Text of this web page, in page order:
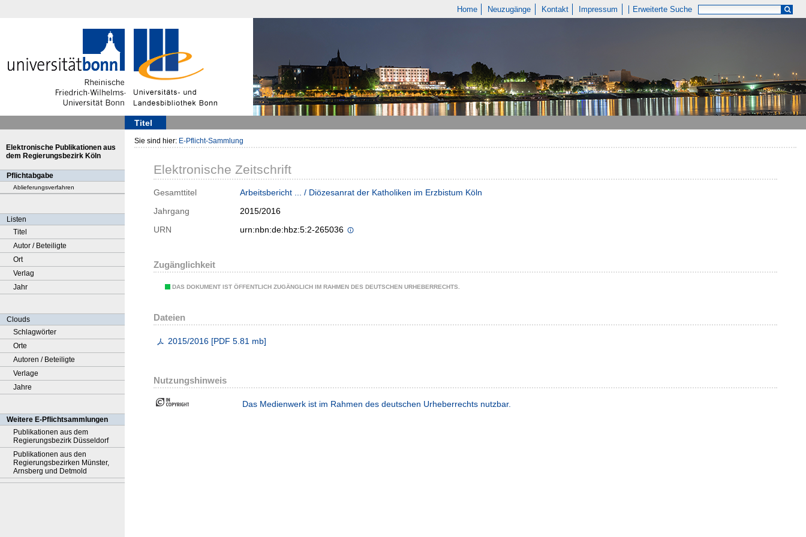
Home Neuzugänge Kontakt Impressum Erweiterte Suche
Titel
Elektronische Publikationen aus
dem Regierungsbezirk Köln
Pflichtabgabe
Ablieferungsverfahren
Listen
Titel
Autor / Beteiligte
Ort
Verlag
Jahr
Clouds
Schlagwörter
Orte
Autoren / Beteiligte
Verlage
Jahre
Weitere E-Pflichtsammlungen
Publikationen aus dem
Regierungsbezirk Düsseldorf
Publikationen aus den
Regierungsbezirken Münster,
Arnsberg und Detmold
Sie sind hier: E-Pflicht-Sammlung
Elektronische Zeitschrift
Gesamttitel
Arbeitsbericht ... / Diözesanrat der Katholiken im Erzbistum Köln
Jahrgang
2015/2016
URN
urn:nbn:de:hbz:5:2-265036
Zugänglichkeit
DAS DOKUMENT IST ÖFFENTLICH ZUGÄNGLICH IM RAHMEN DES DEUTSCHEN URHEBERRECHTS.
Dateien
2015/2016 [PDF 5.81 mb]
Nutzungshinweis
Das Medienwerk ist im Rahmen des deutschen Urheberrechts nutzbar.